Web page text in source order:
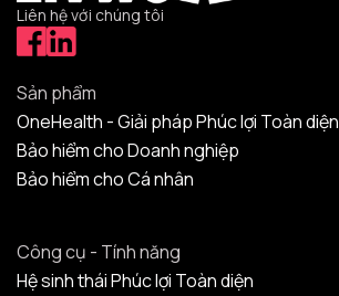
Liên hệ với chúng tôi
Sản phẩm
OneHealth - Giải pháp Phúc lợi Toàn diện
Bảo hiểm cho Doanh nghiệp
Bảo hiểm cho Cá nhân
Công cụ - Tính năng
Hệ sinh thái Phúc lợi Toàn diện